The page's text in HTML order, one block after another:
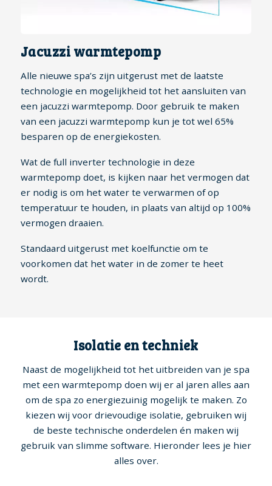
Jacuzzi warmtepomp
Alle nieuwe spa’s zijn uitgerust met de laatste
technologie en mogelijkheid tot het aansluiten van
een jacuzzi warmtepomp. Door gebruik te maken
van een jacuzzi warmtepomp kun je tot wel 65%
besparen op de energiekosten.
Wat de full inverter technologie in deze
warmtepomp doet, is kijken naar het vermogen dat
er nodig is om het water te verwarmen of op
temperatuur te houden, in plaats van altijd op 100%
vermogen draaien.
Standaard uitgerust met koelfunctie om te
voorkomen dat het water in de zomer te heet
wordt.
Isolatie en techniek
Naast de mogelijkheid tot het uitbreiden van je spa
met een warmtepomp doen wij er al jaren alles aan
om de spa zo energiezuinig mogelijk te maken. Zo
kiezen wij voor drievoudige isolatie, gebruiken wij
de beste technische onderdelen én maken wij
gebruik van slimme software. Hieronder lees je hier
alles over.